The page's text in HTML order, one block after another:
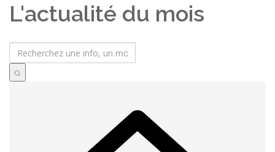
L'actualité du mois